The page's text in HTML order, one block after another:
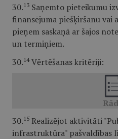
30. 13 Saņemto pieteikumu
finansējuma piešķiršanu
pieņem saskaņā ar šajos
un termiņiem.
30. 14Vērtēšanas kritēriji:
30. 15 Realizējot aktivitāti
infrastruktūra" pašvaldības